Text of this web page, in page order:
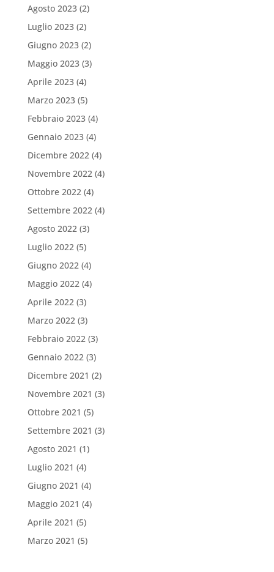
Agosto 2023(2)
Luglio 2023(2)
Giugno 2023(2)
Maggio 2023(3)
Aprile 2023(4)
Marzo 2023(5)
Febbraio 2023(4)
Gennaio 2023(4)
Dicembre 2022(4)
Novembre 2022(4)
Ottobre 2022(4)
Settembre 2022(4)
Agosto 2022(3)
Luglio 2022(5)
Giugno 2022(4)
Maggio 2022(4)
Aprile 2022(3)
Marzo 2022(3)
Febbraio 2022(3)
Gennaio 2022(3)
Dicembre 2021 (2)
Novembre 2021 (3)
Ottobre 2021 (5)
Settembre 2021 (3)
Agosto 2021 (1)
Luglio 2021 (4)
Giugno 2021 (4)
Maggio 2021 (4)
Aprile 2021 (5)
Marzo 2021 (5)